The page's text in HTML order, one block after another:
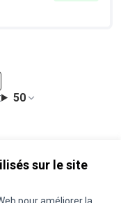
sur le site
50